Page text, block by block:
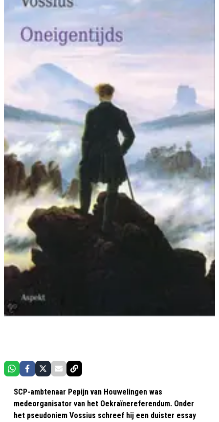
SCP-ambtenaar Pepijn van Houwelingen was
medeorganisator van het Oekraïnereferendum. Onder
het pseudoniem Vossius schreef hij een duister essay